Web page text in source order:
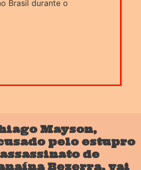
Brasil durante o
Mayson,
pelo estupro
de
Bezerra, vai